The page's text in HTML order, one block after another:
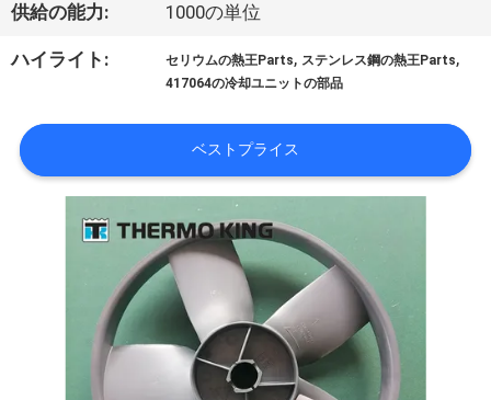
て
場
ツ
供給の能力: 1000の単位
ハイライト: セリウムの熱王Parts, ステンレス鋼の熱王Parts,
417064の冷却ユニットの部品
ベストプライス